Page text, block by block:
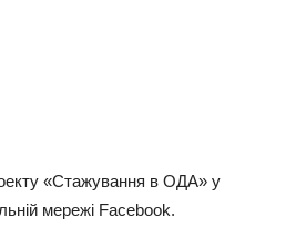
«Стажування в ОДА» у
мережі Facebook.